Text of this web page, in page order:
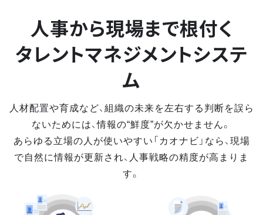
人事から現場まで根付く
タレントマネジメントシステ
ム
人材配置や育成など、組織の未来を左右する判断を誤ら
ないためには、情報の“鮮度”が欠かせません。
あらゆる立場の人が使いやすい「カオナビ」なら、現場
で自然に情報が更新され、人事戦略の精度が高まりま
す。